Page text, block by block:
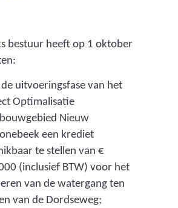
e
s
r
o
bestuur heeft op 1 oktober
uitvoeringsfase van het
Optimalisatie
Nieuw
een krediet
te stellen van €
(inclusief BTW) voor het
van de watergang ten
van de Dordseweg;